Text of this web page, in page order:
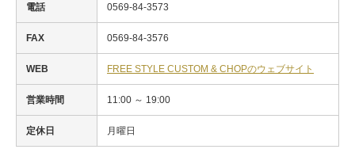
電話 0569-84-3573
FAX 0569-84-3576
WEB FREE STYLE CUSTOM & CHOPのウェブサイト
営業時間 11:00 ～ 19:00
定休日 月曜日